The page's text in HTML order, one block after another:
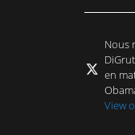
Nous
en
View